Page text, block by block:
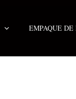
EMPAQUE